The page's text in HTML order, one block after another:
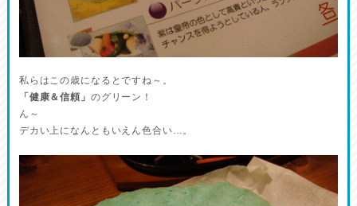
私らはこの歳になるとですね～。
「健康＆信頼」 のグリーン！
ん～
デカい上になんともいえん色合い…。